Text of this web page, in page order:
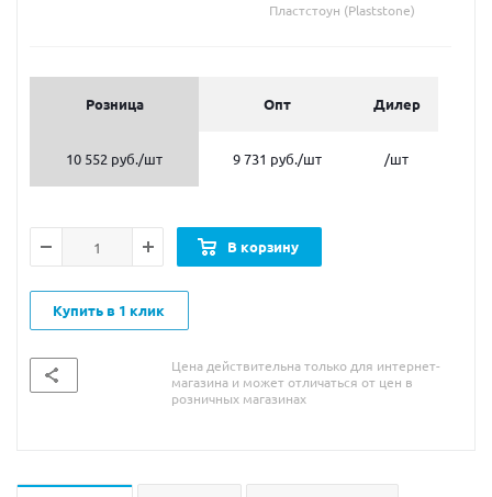
Пластстоун (Plaststone)
Розница Опт Дилер
10 552 руб./шт 9 731 руб./шт /шт
В корзину
Купить в 1 клик
Цена действительна только для интернет-
магазина и может отличаться от цен в
розничных магазинах